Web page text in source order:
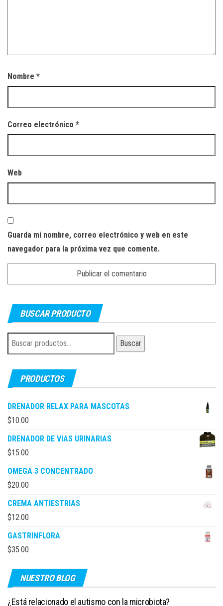
Nombre *
Correo electrónico *
Web
Guarda mi nombre, correo electrónico y web en este
navegador para la próxima vez que comente.
BUSCAR PRODUCTO
Buscar
por:
Buscar
PRODUCTOS
DRENADOR RELAX PARA MASCOTAS
$10.00
DRENADOR DE VIAS URINARIAS
$15.00
OMEGA 3 CONCENTRADO
$20.00
CREMA ANTIESTRIAS
$12.00
GASTRINFLORA
$35.00
NUESTRO BLOG
¿Está relacionado el autismo con la microbiota?